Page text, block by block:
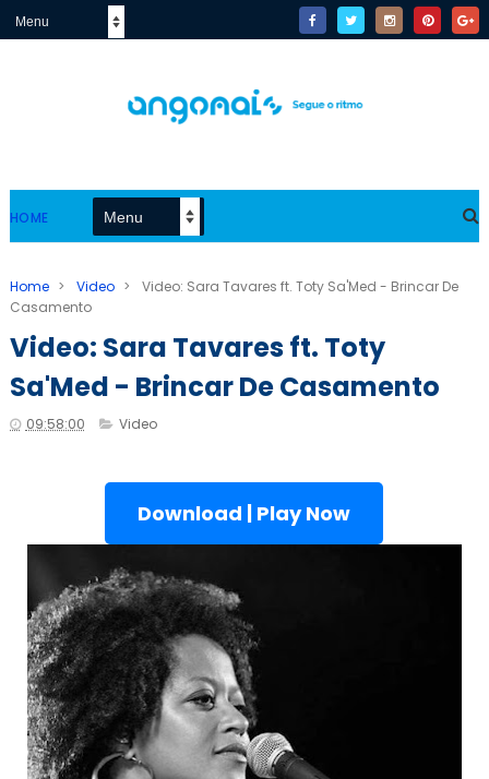
HOME
Home > Video >
Video: Sara Tavares ft. Toty Sa'Med - Brincar De
Casamento
Video: Sara Tavares ft. Toty
Sa'Med - Brincar De Casamento
09:58:00 Video
Download | Play Now